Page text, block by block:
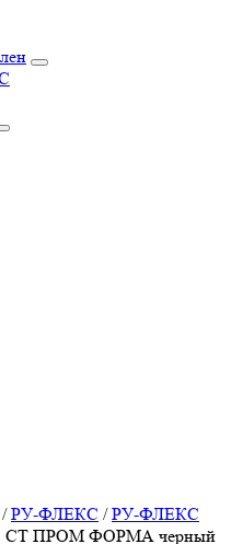
/РУ-ФЛЕКС /РУ-ФЛЕКС
СТ ПРОМ ФОРМА черный